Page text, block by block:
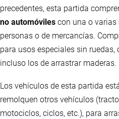
precedentes, esta partida
no automóviles con una o varias
personas o de mercancías.
para usos especiales sin
incluso los de arrastrar maderas.
Los vehículos de esta partida
remolquen otros vehículos
motociclos, ciclos, etc.), para